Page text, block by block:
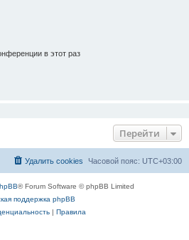
в этот раз
Перейти
Часовой пояс: UTC+03:00
Удалить cookies
® Forum Software © phpBB Limited
поддержка phpBB
| Правила